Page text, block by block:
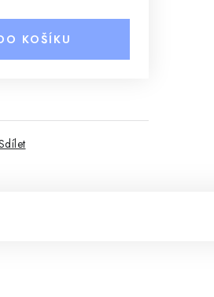
KOŠÍKU